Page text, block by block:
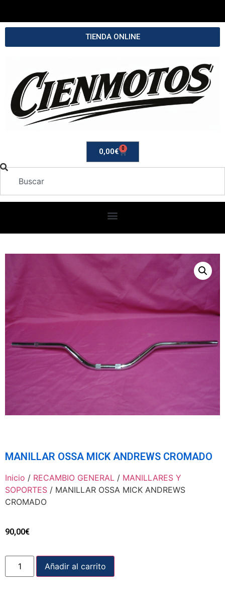
TIENDA ONLINE
0,00€ 0
MANILLAR OSSA MICK ANDREWS CROMADO
Inicio / RECAMBIO GENERAL / MANILLARES Y
SOPORTES / MANILLAR OSSA MICK ANDREWS
CROMADO
90,00€
Añadir al carrito